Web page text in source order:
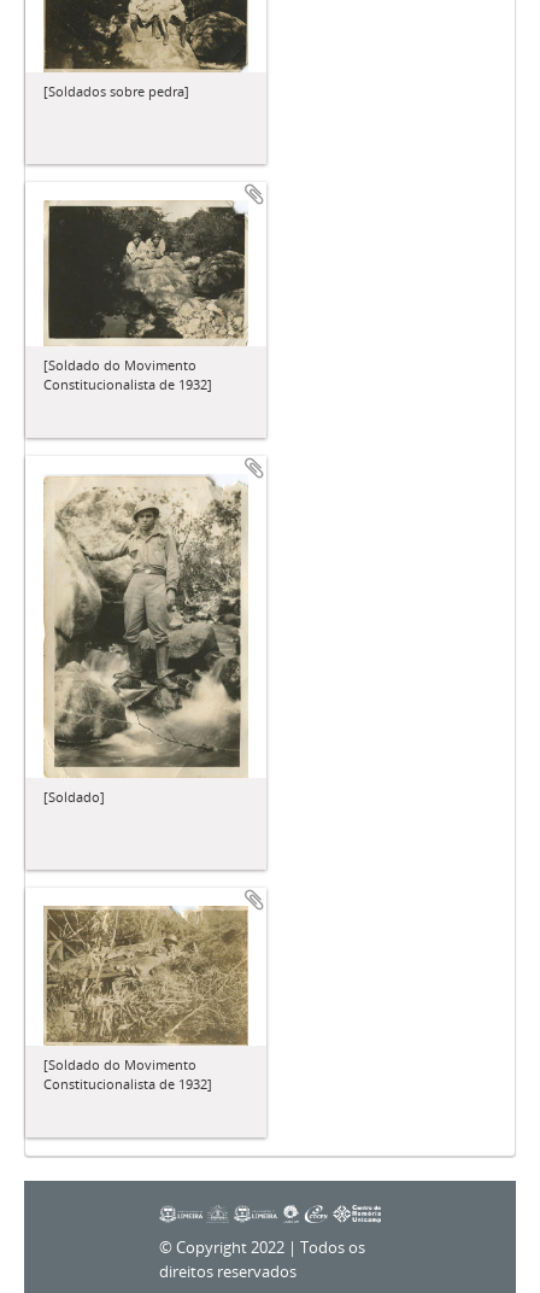
[Soldados sobre pedra]
[Soldado do Movimento
Constitucionalista de 1932]
[Soldado]
[Soldado do Movimento
Constitucionalista de 1932]
© Copyright 2022 | Todos os
direitos reservados